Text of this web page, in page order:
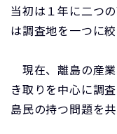
当初は１年に二つ
は調査地を一つに絞
現在、離島の産
き取りを中心に調
島民の持つ問題を